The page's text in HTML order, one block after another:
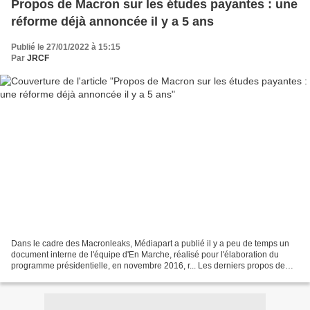
Propos de Macron sur les études payantes : une
réforme déjà annoncée il y a 5 ans
Publié le 27/01/2022 à 15:15
Par JRCF
Dans le cadre des Macronleaks, Médiapart a publié il y a peu de temps un
document interne de l'équipe d'En Marche, réalisé pour l'élaboration du
programme présidentielle, en novembre 2016, r... Les derniers propos de